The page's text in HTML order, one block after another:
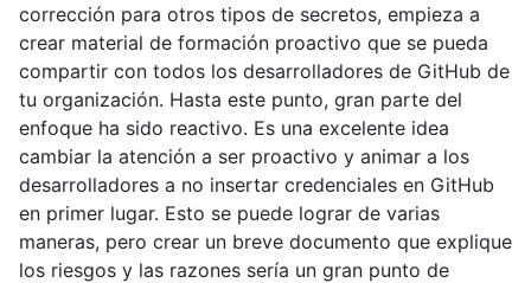
corrección para otros tipos de secretos, empieza a
crear material de formación proactivo que se pueda
compartir con todos los desarrolladores de GitHub de
tu organización. Hasta este punto, gran parte del
enfoque ha sido reactivo. Es una excelente idea
cambiar la atención a ser proactivo y animar a los
desarrolladores a no insertar credenciales en GitHub
en primer lugar. Esto se puede lograr de varias
maneras, pero crear un breve documento que explique
los riesgos y las razones sería un gran punto de